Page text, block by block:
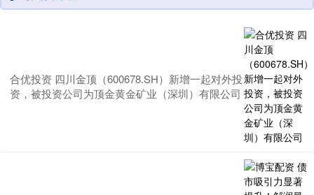
合优投资 四川金顶（600678.SH）新增一起对外投
资，被投资公司为顶金黄金矿业（深圳）有限公司